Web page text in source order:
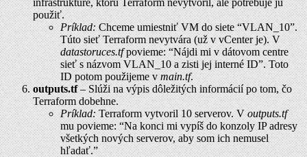
použiť.
Príklad:Chceme umiestniť VM do siete “VLAN_10”.
Túto sieť Terraform nevytvára (už v vCenter je). V
datastoruces.tfpovieme: “Nájdi mi v dátovom centre
sieť s názvom VLAN_10 a zisti jej interné ID”. Toto
ID potom použijeme vmain.tf.
outputs.tf– Slúži na výpis dôležitých informácií po tom, čo
Terraform dobehne.
Príklad:Terraform vytvoril 10 serverov. Voutputs.tf
mu povieme: “Na konci mi vypíš do konzoly IP adresy
všetkých nových serverov, aby som ich nemusel
hľadať.”